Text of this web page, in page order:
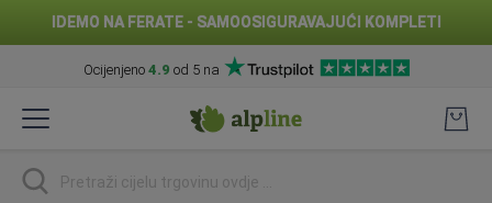
IDEMO NA FERATE - SAMOOSIGURAVAJUĆI KOMPLETI
Ocijenjeno 4.9 od 5 na
na
traži